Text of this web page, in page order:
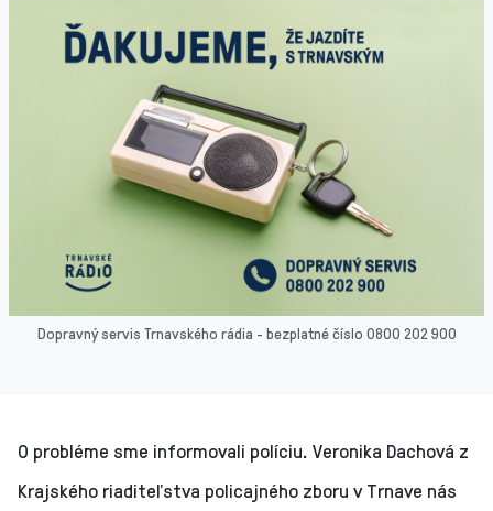
Dopravný servis Trnavského rádia - bezplatné číslo 0800 202 900
O probléme sme informovali políciu. Veronika Dachová z
Krajského riaditeľstva policajného zboru v Trnave nás